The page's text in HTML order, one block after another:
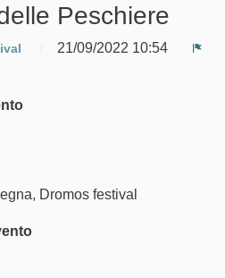
Peschiere
21/09/2022 10:54
Dromos festival